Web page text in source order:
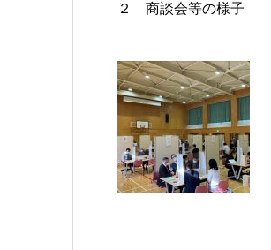
２ 商談会等の様子